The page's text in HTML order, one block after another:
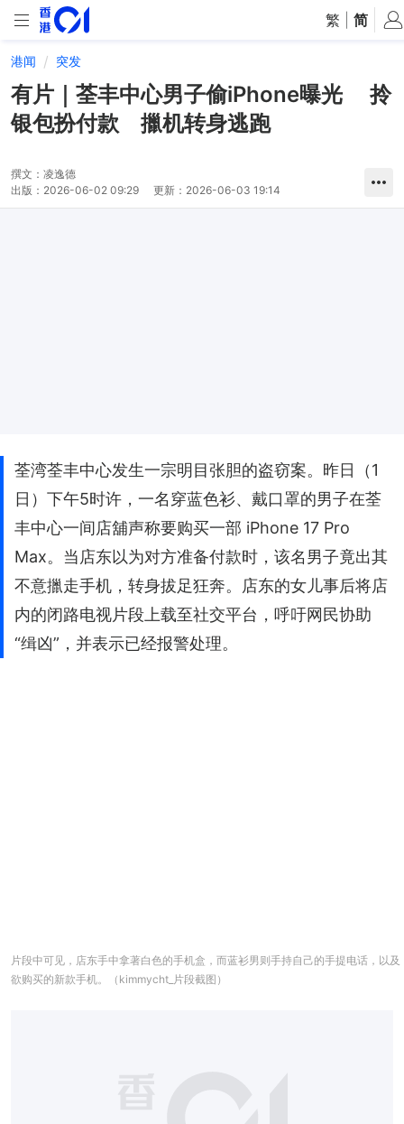
繁 简
港闻 突发
有片｜荃丰中心男子偷iPhone曝光 拎
银包扮付款 擸机转身逃跑
撰文： 凌逸德
出版： 2026-06-02 09:29 更新： 2026-06-03 19:14
荃湾荃丰中心发生一宗明目张胆的盗窃案。昨日（1
日）下午5时许，一名穿蓝色衫、戴口罩的男子在荃
丰中心一间店舖声称要购买一部 iPhone 17 Pro
Max。当店东以为对方准备付款时，该名男子竟出其
不意擸走手机，转身拔足狂奔。店东的女儿事后将店
内的闭路电视片段上载至社交平台，呼吁网民协助
“缉凶”，并表示已经报警处理。
片段中可见，店东手中拿著白色的手机盒，而蓝衫男则手持自己的手提电话，以及
欲购买的新款手机。（kimmycht_片段截图）